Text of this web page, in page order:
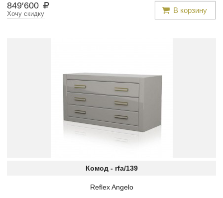
849′600 В корзину
Хочу скидку
Комод - rfa/139
Reflex Angelo